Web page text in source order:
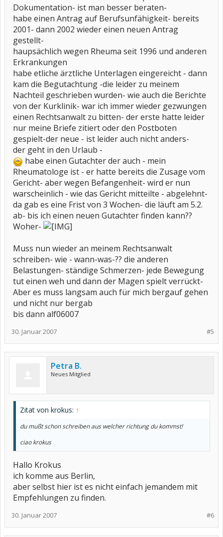
Dokumentation- ist man besser beraten-
habe einen Antrag auf Berufsunfähigkeit- bereits
2001- dann 2002 wieder einen neuen Antrag
gestellt-
haupsächlich wegen Rheuma seit 1996 und anderen
Erkrankungen
habe etliche ärztliche Unterlagen eingereicht - dann
kam die Begutachtung -die leider zu meinem
Nachteil geschrieben wurden- wie auch die Berichte
von der Kurklinik- war ich immer wieder gezwungen
einen Rechtsanwalt zu bitten- der erste hatte leider
nur meine Briefe zitiert oder den Postboten
gespielt-der neue - ist leider auch nicht anders-
der geht in den Urlaub -
habe einen Gutachter der auch - mein
Rheumatologe ist - er hatte bereits die Zusage vom
Gericht- aber wegen Befangenheit- wird er nun
warscheinlich - wie das Gericht mitteilte - abgelehnt-
da gab es eine Frist von 3 Wochen- die läuft am 5.2.
ab- bis ich einen neuen Gutachter finden kann??
Woher-
Muss nun wieder an meinem Rechtsanwalt
schreiben- wie - wann-was-?? die anderen
Belastungen- ständige Schmerzen- jede Bewegung
tut einen weh und dann der Magen spielt verrückt-
Aber es muss langsam auch für mich bergauf gehen
und nicht nur bergab
bis dann alf06007
#5
30. Januar 2007
Petra B.
Neues Mitglied
Zitat von krokus: ↑
du mußt schon schreiben aus welcher richtung du kommst!
ciao krokus
Hallo Krokus
ich komme aus Berlin,
aber selbst hier ist es nicht einfach jemandem mit
Empfehlungen zu finden.
#6
30. Januar 2007